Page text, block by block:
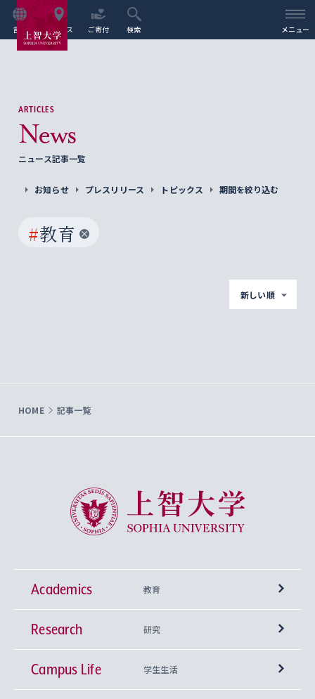
言語 アクセス ご寄付 検索 メニュー
ARTICLES
News
ニュース記事一覧
お知らせ プレスリリース トピックス 期間を絞り込む
#教育
新しい順
HOME 記事一覧
上智大学 Sophia University
Academics 教育
学部
神学部
興味から学科を探す
Research 研究
研究所 等
Campus Life 学生生活